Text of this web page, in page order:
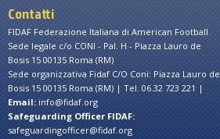
Contatti
FIDAF Federazione Italiana di American Football
Sede legale c/o CONI - Pal. H - Piazza Lauro de
Bosis 15 00135 Roma (RM)
Sede organizzativa Fidaf C/O Coni: Piazza Lauro de
Bosis 15 00135 Roma (RM) | Tel. 06.32 723 221 |
Email: info@fidaf.org
Safeguarding Officer FIDAF:
safeguardingofficer@fidaf.org